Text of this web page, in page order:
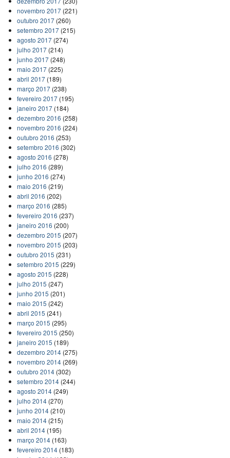
novembro 2017(221)
outubro 2017(260)
setembro 2017(215)
agosto 2017(274)
julho 2017(214)
junho 2017(248)
maio 2017(225)
abril 2017(189)
março 2017(238)
fevereiro 2017(195)
janeiro 2017(184)
dezembro 2016 (258)
novembro 2016 (224)
outubro 2016 (253)
setembro 2016 (302)
agosto 2016 (278)
julho 2016 (289)
junho 2016 (274)
maio 2016 (219)
abril 2016 (202)
março 2016 (285)
fevereiro 2016 (237)
janeiro 2016 (200)
dezembro 2015 (207)
novembro 2015 (203)
outubro 2015 (231)
setembro 2015 (229)
agosto 2015 (228)
julho 2015 (247)
junho 2015 (201)
maio 2015 (242)
abril 2015 (241)
março 2015 (295)
fevereiro 2015 (250)
janeiro 2015 (189)
dezembro 2014(275)
novembro 2014(269)
outubro 2014(302)
setembro 2014(244)
agosto 2014(249)
julho 2014(270)
junho 2014(210)
maio 2014(215)
abril 2014(195)
março 2014(163)
fevereiro 2014(183)